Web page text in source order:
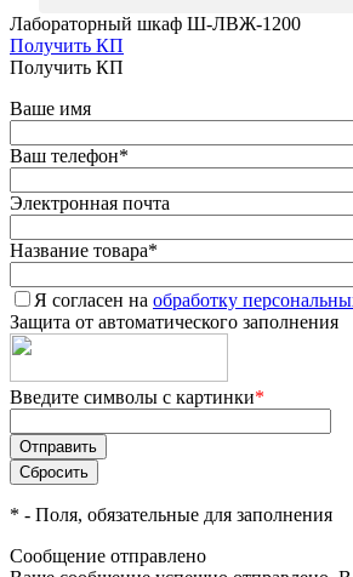
Лабораторный шкаф Ш-ЛВЖ-1200
Получить КП
Получить КП
Ваше имя
Ваш телефон*
Электронная почта
Название товара*
Я согласен на обработку
Защита от автоматического заполнения
Введите символы с картинки*
* - Поля, обязательные для заполнения
Сообщение отправлено